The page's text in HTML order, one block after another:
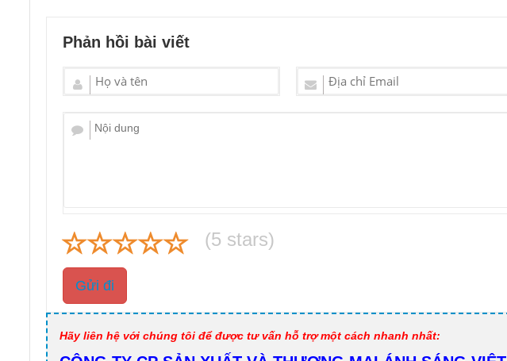
Phản hồi bài viết
(5 stars)
Gửi đi
Hãy liên hệ với chúng tôi để được tư vấn hỗ trợ một cách nhanh nhất: